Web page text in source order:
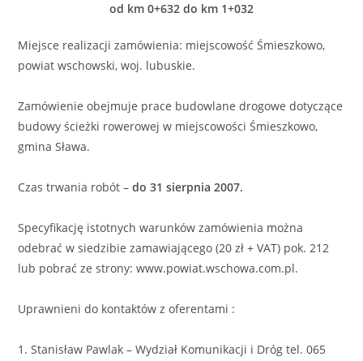
od km 0+632 do km 1+032
Miejsce realizacji zamówienia: miejscowość Śmieszkowo,
powiat wschowski, woj. lubuskie.
Zamówienie obejmuje prace budowlane drogowe dotyczące
budowy ścieżki rowerowej w miejscowości Śmieszkowo,
gmina Sława.
Czas trwania robót –do 31 sierpnia 2007.
Specyfikację istotnych warunków zamówienia można
odebrać w siedzibie zamawiającego (20 zł + VAT) pok. 212
lub pobrać ze strony: www.powiat.wschowa.com.pl.
Uprawnieni do kontaktów z oferentami :
1. Stanisław Pawlak – Wydział Komunikacji i Dróg tel. 065